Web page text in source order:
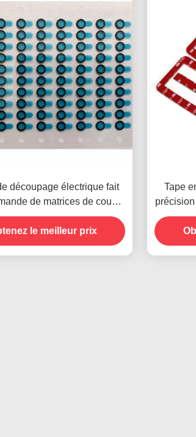
découpage électrique fait
de matrices de coupe
de lentille de Windows a
approuvé
le meilleur prix
Tape